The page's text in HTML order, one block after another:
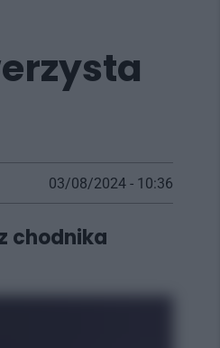
03/08/2024 - 10:36
chodnika